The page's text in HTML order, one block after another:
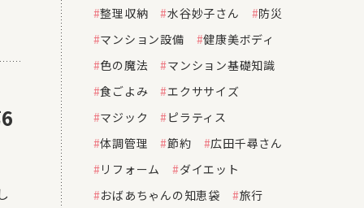
整理収納
水谷妙子さん
防災
マンション設備
健康美ボディ
色の魔法
マンション基礎知識
食ごよみ
エクササイズ
マジック
ピラティス
体調管理
節約
広田千尋さん
リフォーム
ダイエット
おばあちゃんの知恵袋
旅行